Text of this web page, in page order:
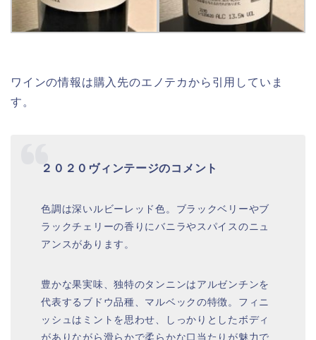
ワインの情報は購入先のエノテカから引用していま
す。
２０２０ヴィンテージのコメント
色調は深いルビーレッド色。ブラックベリーやブ
ラックチェリーの香りにバニラやスパイスのニュ
アンスがあります。
豊かな果実味、独特のタンニンはアルゼンチンを
代表するブドウ品種、マルベックの特徴。フィニ
ッシュはミントを思わせ、しっかりとしたボディ
がありながら滑らかで柔らかな口当たりが魅力で